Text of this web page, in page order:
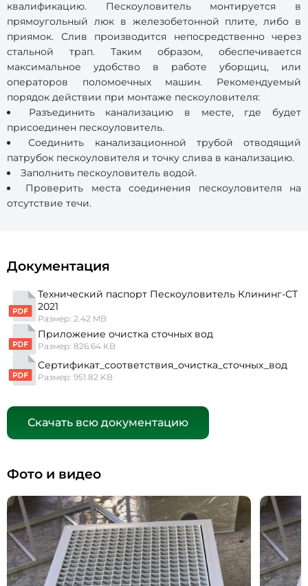
квалификацию. Пескоуловитель монтируется в
прямоугольный люк в железобетонной плите, либо в
приямок. Слив производится непосредственно через
стальной трап. Таким образом, обеспечивается
максимальное удобство в работе уборщиц, или
операторов поломоечных машин. Рекомендуемый
порядок действии при монтаже пескоуловителя:
Разъединить канализацию в месте, где будет
присоединен пескоуловитель.
Соединить канализационной трубой отводящий
патрубок пескоуловителя и точку слива в канализацию.
Заполнить пескоуловитель водой.
Проверить места соединения пескоуловителя на
отсутствие течи.
Документация
Технический паспорт Пескоуловитель Клининг-СТ
2021
Размер: 2.42 MB
Приложение очистка сточных вод
Размер: 826.64 KB
Сертификат_соответствия_очистка_сточных_вод
Размер: 951.82 KB
Скачать всю документацию
Фото и видео